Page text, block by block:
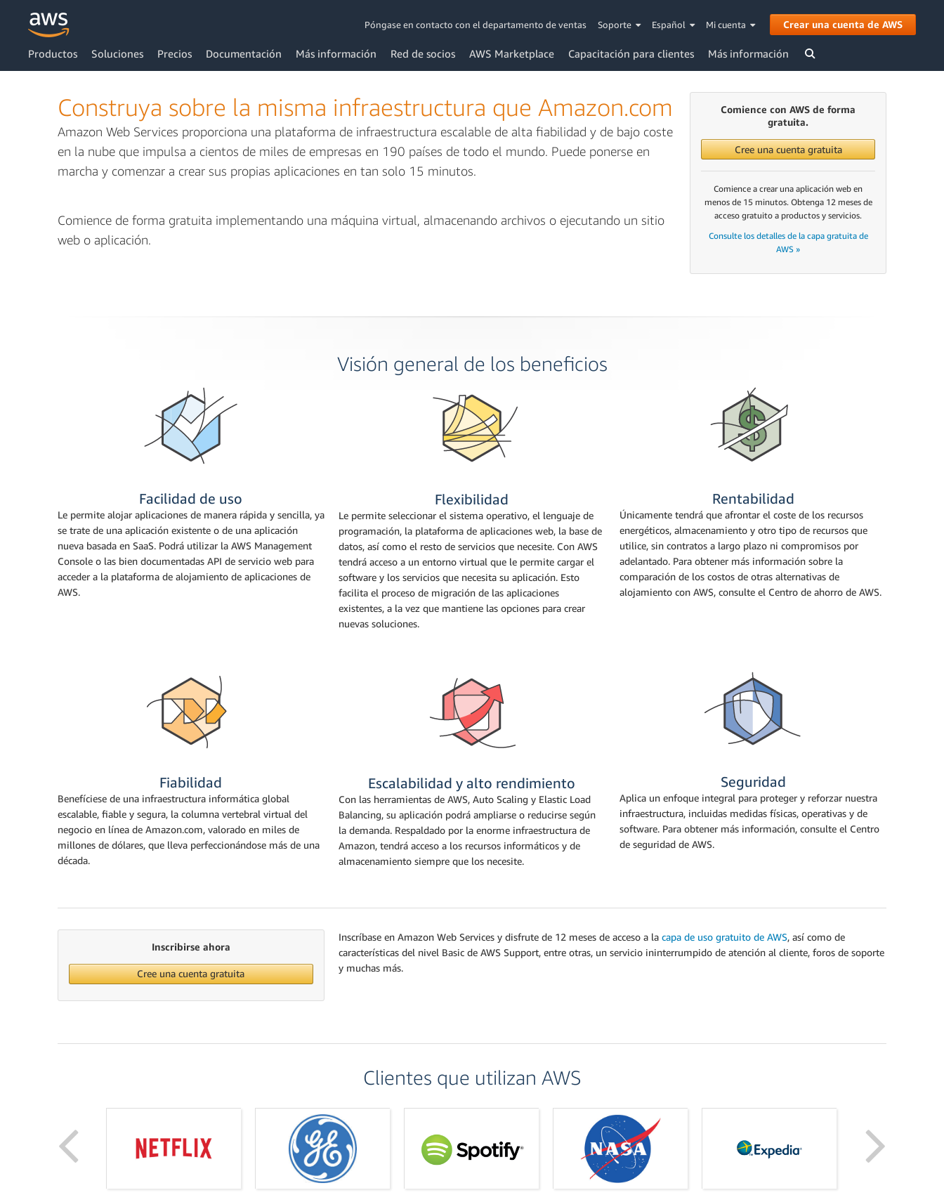
Póngase en contacto con el departamento de ventas Soporte Español Mi cuenta Crear una cuenta de AWS
Productos Soluciones Precios Documentación Más información Red de socios AWS Marketplace Capacitación para clientes Más información
Construya sobre la misma infraestructura que Amazon.com
Amazon Web Services proporciona una plataforma de infraestructura escalable de alta fiabilidad y de bajo coste
en la nube que impulsa a cientos de miles de empresas en 190 países de todo el mundo. Puede ponerse en
marcha y comenzar a crear sus propias aplicaciones en tan solo 15 minutos.
Comience de forma gratuita implementando una máquina virtual, almacenando archivos o ejecutando un sitio
web o aplicación.
Comience con AWS de forma
gratuita.
Cree una cuenta gratuita
Comience a crear una aplicación web en
menos de 15 minutos. Obtenga 12 meses de
acceso gratuito a productos y servicios.
Consulte los detalles de la capa gratuita de
AWS »
Visión general de los beneficios
Facilidad de uso
Le permite alojar aplicaciones de manera rápida y sencilla, ya
se trate de una aplicación existente o de una aplicación
nueva basada en SaaS. Podrá utilizar la AWS Management
Console o las bien documentadas API de servicio web para
acceder a la plataforma de alojamiento de aplicaciones de
AWS.
Flexibilidad
Le permite seleccionar el sistema operativo, el lenguaje de
programación, la plataforma de aplicaciones web, la base de
datos, así como el resto de servicios que necesite. Con AWS
tendrá acceso a un entorno virtual que le permite cargar el
software y los servicios que necesita su aplicación. Esto
facilita el proceso de migración de las aplicaciones
existentes, a la vez que mantiene las opciones para crear
nuevas soluciones.
Rentabilidad
Únicamente tendrá que afrontar el coste de los recursos
energéticos, almacenamiento y otro tipo de recursos que
utilice, sin contratos a largo plazo ni compromisos por
adelantado. Para obtener más información sobre la
comparación de los costos de otras alternativas de
alojamiento con AWS, consulte el Centro de ahorro de AWS.
Fiabilidad
Benefíciese de una infraestructura informática global
escalable, fiable y segura, la columna vertebral virtual del
negocio en línea de Amazon.com, valorado en miles de
millones de dólares, que lleva perfeccionándose más de una
década.
Escalabilidad y alto rendimiento
Con las herramientas de AWS, Auto Scaling y Elastic Load
Balancing, su aplicación podrá ampliarse o reducirse según
la demanda. Respaldado por la enorme infraestructura de
Amazon, tendrá acceso a los recursos informáticos y de
almacenamiento siempre que los necesite.
Seguridad
Aplica un enfoque integral para proteger y reforzar nuestra
infraestructura, incluidas medidas físicas, operativas y de
software. Para obtener más información, consulte el Centro
de seguridad de AWS.
Inscribirse ahora
Cree una cuenta gratuita
Inscríbase en Amazon Web Services y disfrute de 12 meses de acceso a la capa de uso gratuito de AWS, así como de
características del nivel Basic de AWS Support, entre otras, un servicio ininterrumpido de atención al cliente, foros de soporte
y muchas más.
Clientes que utilizan AWS